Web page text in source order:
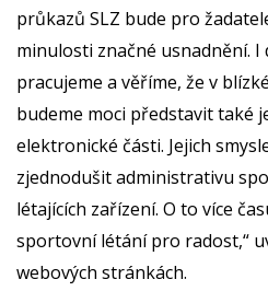
průkazů SLZ bude pro
minulosti značné usnadnění. I
pracujeme a věříme, že v
budeme moci představit také
elektronické části. Jejich
zjednodušit administrativu
létajících zařízení. O to více
sportovní létání pro radost,“
webových stránkách.